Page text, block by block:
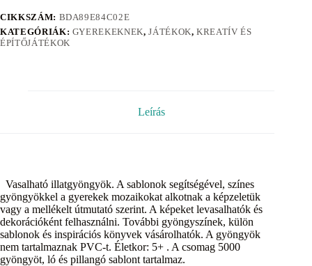
CIKKSZÁM: BDA89E84C02E
KATEGÓRIÁK: GYEREKEKNEK,JÁTÉKOK,KREATÍV ÉS
ÉPÍTŐJÁTÉKOK
Leírás
Vasalható illatgyöngyök. A sablonok segítségével, színes
gyöngyökkel a gyerekek mozaikokat alkotnak a képzeletük
vagy a mellékelt útmutató szerint. A képeket levasalhatók és
dekorációként felhasználni. További gyöngyszínek, külön
sablonok és inspirációs könyvek vásárolhatók. A gyöngyök
nem tartalmaznak PVC-t. Életkor: 5+ . A csomag 5000
gyöngyöt, ló és pillangó sablont tartalmaz.